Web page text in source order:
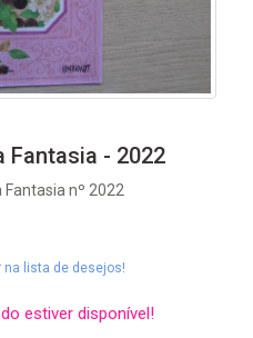
Fantasia - 2022
Fantasia nº 2022
na lista de desejos!
estiver disponível!